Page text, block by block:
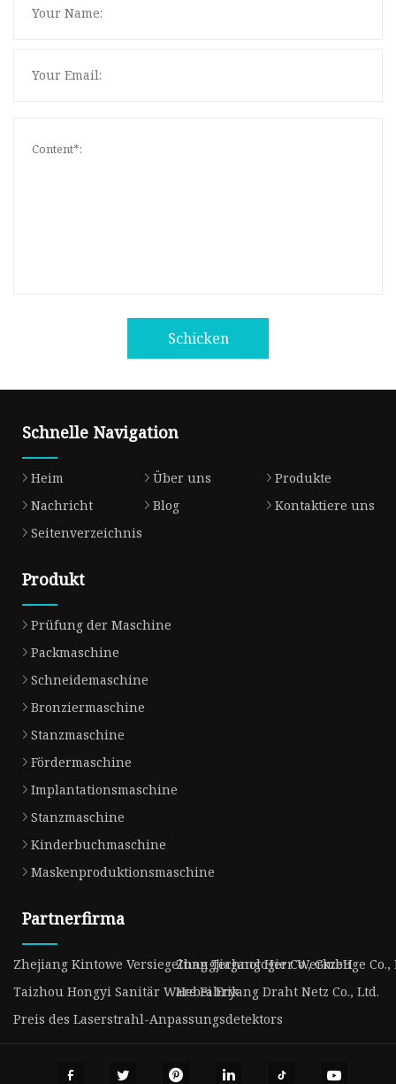
Schicken
Schnelle Navigation
Heim Über uns
Produkte
Nachricht
Blog
Kontaktiere uns
Seitenverzeichnis
Produkt
Prüfung der Maschine
Packmaschine
Schneidemaschine
Bronziermaschine
Stanzmaschine
Fördermaschine
Implantationsmaschine
Stanzmaschine
Kinderbuchmaschine
Maskenproduktionsmaschine
Partnerfirma
Zhejiang Kintowe Versiegelung Technologie Co., GmbH
Zhangjiagang Herr Werkzeuge Co.,
Taizhou Hongyi Sanitär Ware FabrikHebei Eryang Draht Netz Co., Ltd.
Preis des Laserstrahl-Anpassungsdetektors